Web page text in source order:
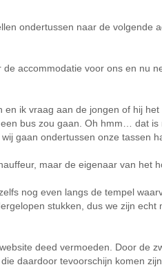
ondertussen naar de volgende
accommodatie voor ons en nu
ik vraag aan de jongen of hij
bus zou gaan. Oh hmm… dat is
gaan ondertussen onze tassen
maar de eigenaar van het
nog even langs de tempel
stukken, dus we zijn echt
deed vermoeden. Door de
daardoor tevoorschijn komen